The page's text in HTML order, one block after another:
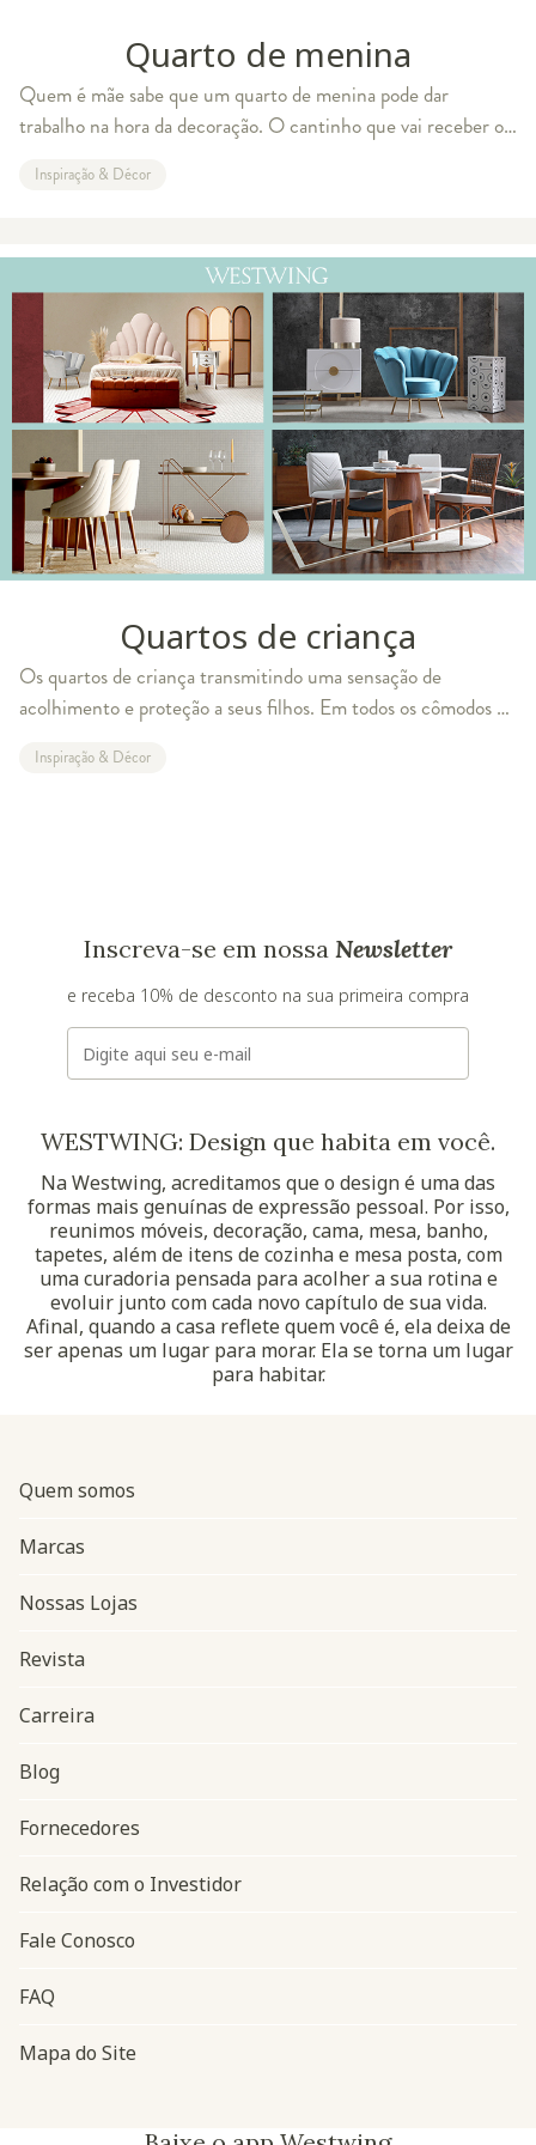
Quarto de menina
Quem é mãe sabe que um quarto de menina pode dar
trabalho na hora da decoração. O cantinho que vai receber os
organização e personalidade aut
Inspiração & Décor
Quartos de criança
Os quartos de criança transmitindo uma sensação de
acolhimento e proteção a seus filhos. Em todos os cômodos a
harmônica e como os móveis estarão
Inspiração & Décor
Inscreva-se em nossa Newsletter
e receba 10% de desconto na sua primeira compra
E-mail
WESTWING: Design que habita em você.
Na Westwing, acreditamos que o design é uma das
formas mais genuínas de expressão pessoal. Por isso,
reunimos móveis, decoração, cama, mesa, banho,
tapetes, além de itens de cozinha e mesa posta, com
uma curadoria pensada para acolher a sua rotina e
evoluir junto com cada novo capítulo de sua vida.
Afinal, quando a casa reflete quem você é, ela deixa de
ser apenas um lugar para morar. Ela se torna um lugar
para habitar.
Navegação do rodapé
Quem somos
Marcas
Nossas Lojas
Revista
Carreira
Blog
Fornecedores
Relação com o Investidor
Fale Conosco
FAQ
Mapa do Site